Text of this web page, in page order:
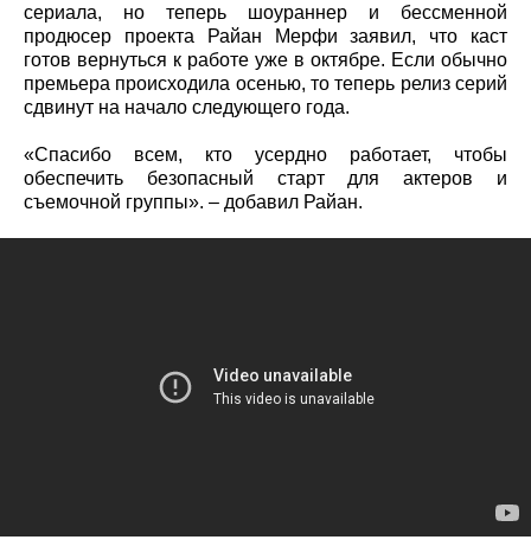
сериала, но теперь шоураннер и бессменной
продюсер проекта Райан Мерфи заявил, что каст
готов вернуться к работе уже в октябре. Если обычно
премьера происходила осенью, то теперь релиз серий
сдвинут на начало следующего года.
«Спасибо всем, кто усердно работает, чтобы
обеспечить безопасный старт для актеров и
съемочной группы». – добавил Райан.